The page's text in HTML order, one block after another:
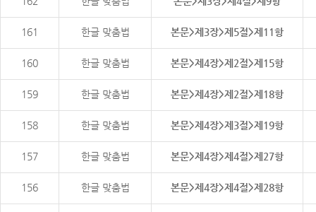
161 한글 맞춤법 본문>제3장>제5절>제11항
160 한글 맞춤법 본문>제4장>제2절>제15항
159 한글 맞춤법 본문>제4장>제2절>제18항
158 한글 맞춤법 본문>제4장>제3절>제19항
157 한글 맞춤법 본문>제4장>제4절>제27항
156 한글 맞춤법 본문>제4장>제4절>제28항